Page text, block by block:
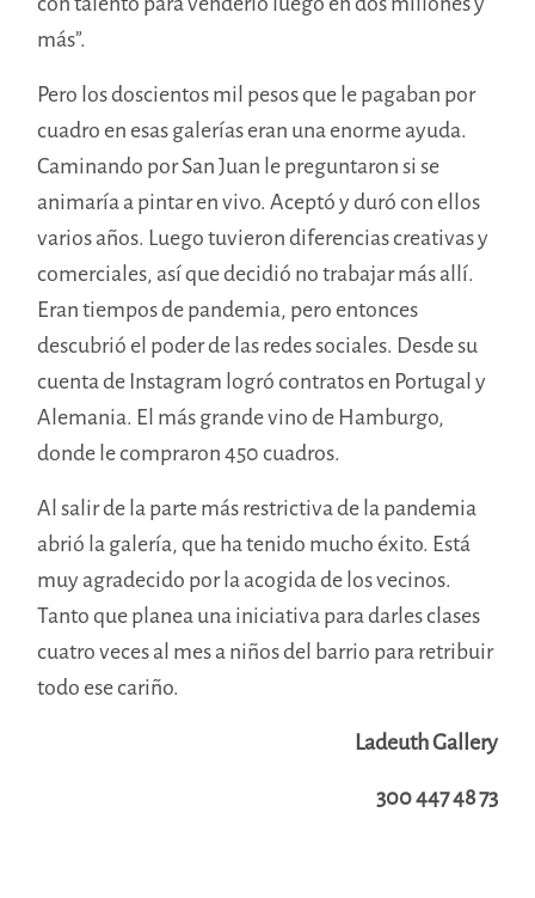
más”.
Pero los doscientos mil pesos que le pagaban por
cuadro en esas galerías eran una enorme ayuda.
Caminando por San Juan le preguntaron si se
animaría a pintar en vivo. Aceptó y duró con ellos
varios años. Luego tuvieron diferencias creativas y
comerciales, así que decidió no trabajar más allí.
Eran tiempos de pandemia, pero entonces
descubrió el poder de las redes sociales. Desde su
cuenta de Instagram logró contratos en Portugal y
Alemania. El más grande vino de Hamburgo,
donde le compraron 450 cuadros.
Al salir de la parte más restrictiva de la pandemia
abrió la galería, que ha tenido mucho éxito. Está
muy agradecido por la acogida de los vecinos.
Tanto que planea una iniciativa para darles clases
cuatro veces al mes a niños del barrio para retribuir
todo ese cariño.
Ladeuth Gallery
300 447 48 73